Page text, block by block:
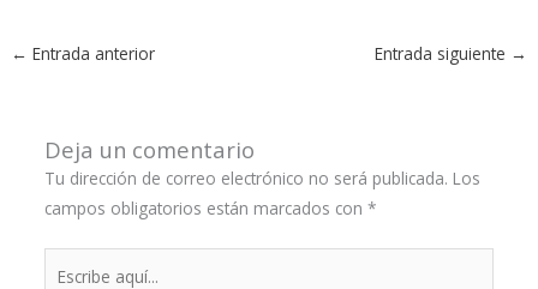
← Entrada anterior Entrada siguiente →
Deja un comentario
Tu dirección de correo electrónico no será publicada. Los
campos obligatorios están marcados con *